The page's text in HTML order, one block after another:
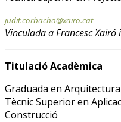
judit.corbacho@xairo.cat
Vinculada a Francesc Xairó
Titulació Acadèmica
Graduada en
Tècnic Superior en
Construcció